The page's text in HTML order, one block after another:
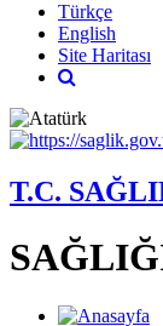
Türkçe
English
Site Haritası
T.C.